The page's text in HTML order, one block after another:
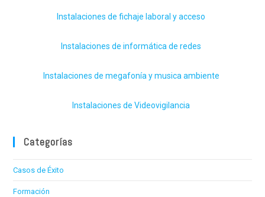
Instalaciones de fichaje laboral y acceso
Instalaciones de informática de redes
Instalaciones de megafonía y musica ambiente
Instalaciones de Videovigilancia
Categorías
Casos de Éxito
Formación